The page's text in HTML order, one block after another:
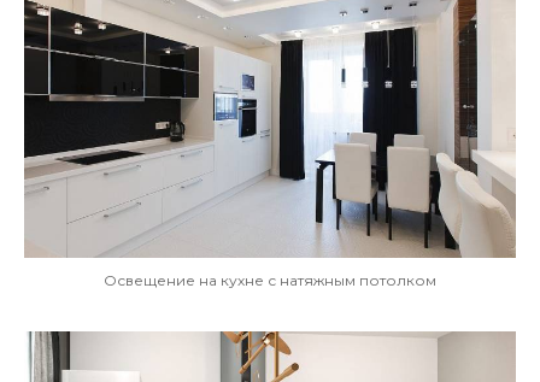
Освещение на кухне с натяжным потолком